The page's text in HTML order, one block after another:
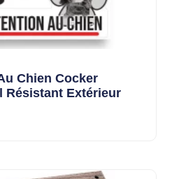
Chien Cocker
Résistant Extérieur